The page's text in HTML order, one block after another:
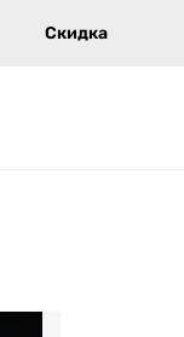
Скидка